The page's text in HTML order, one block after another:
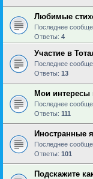
Любимые
Последнее
Ответы: 4
Участие в
Последнее
Ответы: 13
Мои интересы
Последнее
Ответы: 111
Иностранные
Последнее
Ответы: 101
Подскажите